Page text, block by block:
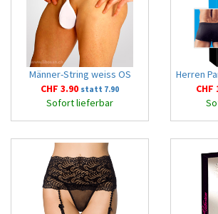
Männer-String weiss OS
CHF 3.90 statt 7.90
Sofort lieferbar
Herren
CHF